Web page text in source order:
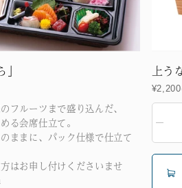
ツまで盛り込んだ、
仕立て。
パック仕様で仕立て
付けくださいませ
上うな重（
¥2,200(税込)